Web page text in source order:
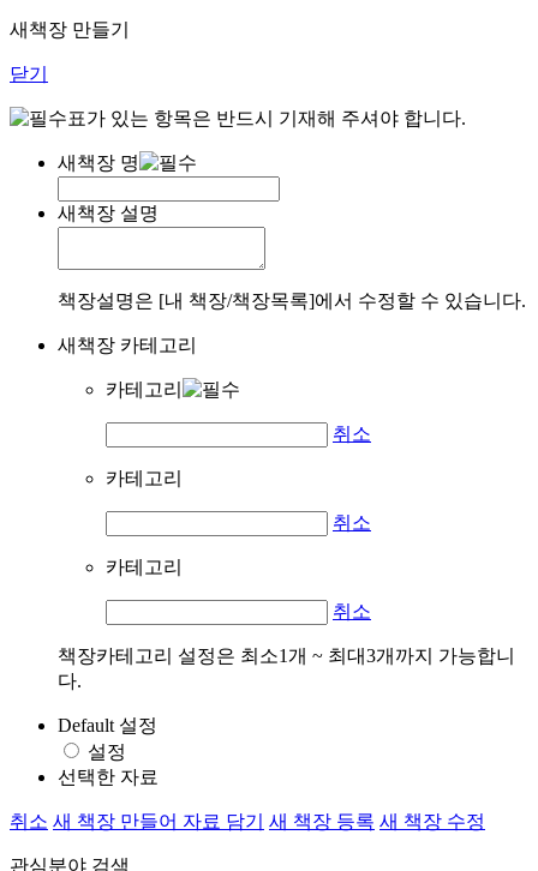
새책장 만들기
닫기
표가 있는 항목은 반드시 기재해 주셔야 합니다.
새책장 명
새책장 설명
책장설명은 [내 책장/책장목록]에서 수정할 수 있습니다.
새책장 카테고리
카테고리
취소
카테고리
취소
카테고리
취소
책장카테고리 설정은 최소1개 ~ 최대3개까지 가능합니
다.
Default 설정
설정
선택한 자료
취소 새 책장 만들어 자료 담기 새 책장 등록 새 책장 수정
관심분야 검색